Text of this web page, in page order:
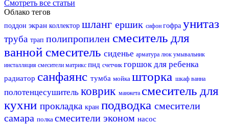
Смотреть все статьи
Облако тегов
поддон экран коллектор шланг ершик сифон гофра унитаз
труба трап полипропилен смеситель для
ванной смеситель сиденье арматура люк умывальник
инсталляция смесители матрикс пнд счетчик горшок для ребенка
радиатор санфаянс тумба мойка шторка шкаф ванна
полотенцесушитель коврик манжета смеситель для
кухни прокладка кран подводка смесители
самара полка смесители эконом насос